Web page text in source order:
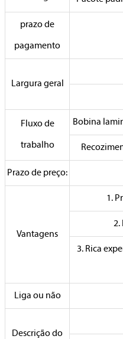
prazo de
pagamento
Largura geral
Fluxo de
trabalho
Bobina
Prazo de preço:
Vantagens
1.
2.
3. Rica
Liga ou não
Descrição do